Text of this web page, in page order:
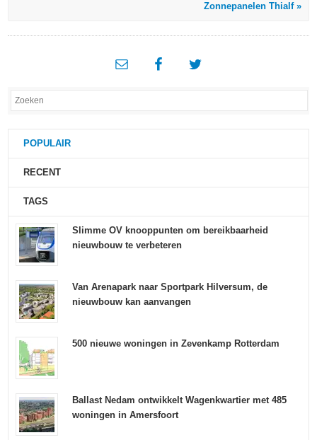
Zonnepanelen Thialf »
POPULAIR
RECENT
TAGS
Slimme OV knooppunten om bereikbaarheid
nieuwbouw te verbeteren
Van Arenapark naar Sportpark Hilversum, de
nieuwbouw kan aanvangen
500 nieuwe woningen in Zevenkamp Rotterdam
Ballast Nedam ontwikkelt Wagenkwartier met 485
woningen in Amersfoort